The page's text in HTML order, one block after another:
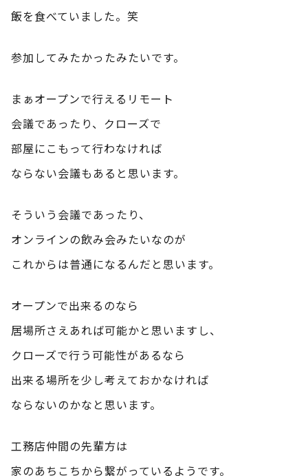
飯を食べていました。笑
参加してみたかったみたいです。
まぁオープンで行えるリモート
会議であったり、クローズで
部屋にこもって行わなければ
ならない会議もあると思います。
そういう会議であったり、
オンラインの飲み会みたいなのが
これからは普通になるんだと思います。
オープンで出来るのなら
居場所さえあれば可能かと思いますし、
クローズで行う可能性があるなら
出来る場所を少し考えておかなければ
ならないのかなと思います。
工務店仲間の先輩方は
家のあちこちから繋がっているようです。